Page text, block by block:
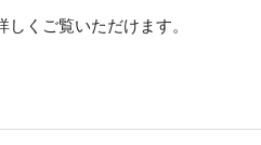
くご覧いただけます。